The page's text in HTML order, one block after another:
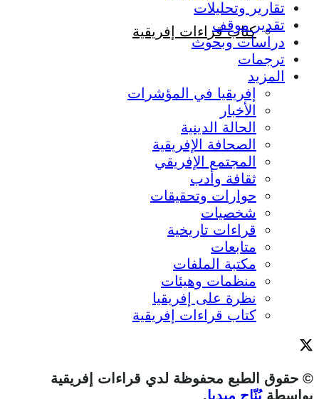
كتاب قراءات إفريقية
تقارير وتحليلات
تقدير موقف
دراسات وبحوث
ترجمات
المزيد
إفريقيا في المؤشرات
الأخبار
الحالة الدينية
الصحافة الإفريقية
المجتمع الإفريقي
ثقافة وأدب
حوارات وتحقيقات
شخصيات
قراءات تاريخية
متابعات
مكتبة الملفات
منظمات وهيئات
نظرة على إفريقيا
كتاب قراءات إفريقية
© حقوق الطبع محفوظة لدي قراءات إفريقية
بواسطةبُنّاج ميديا.